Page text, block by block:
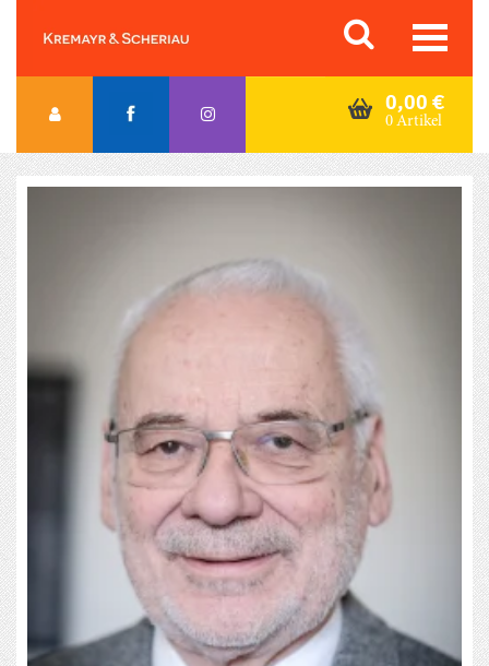
content
Orac K&S
0,00 €
0 Artikel